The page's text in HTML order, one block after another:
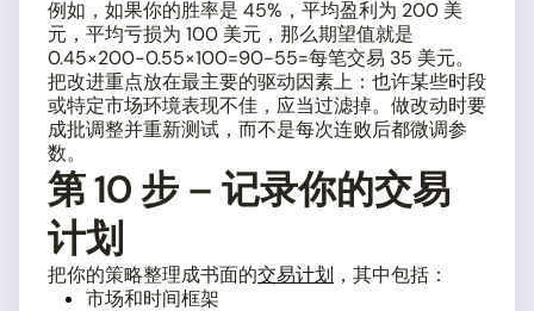
例如，如果你的胜率是 45%，平均盈利为 200 美
元，平均亏损为 100 美元，那么期望值就是
0.45×200−0.55×100=90−55=每笔交易 35 美元。
把改进重点放在最主要的驱动因素上：也许某些时段
或特定市场环境表现不佳，应当过滤掉。做改动时要
成批调整并重新测试，而不是每次连败后都微调参
数。
第 10 步 – 记录你的交易
计划
把你的策略整理成书面的交易计划 ，其中包括：
市场和时间框架